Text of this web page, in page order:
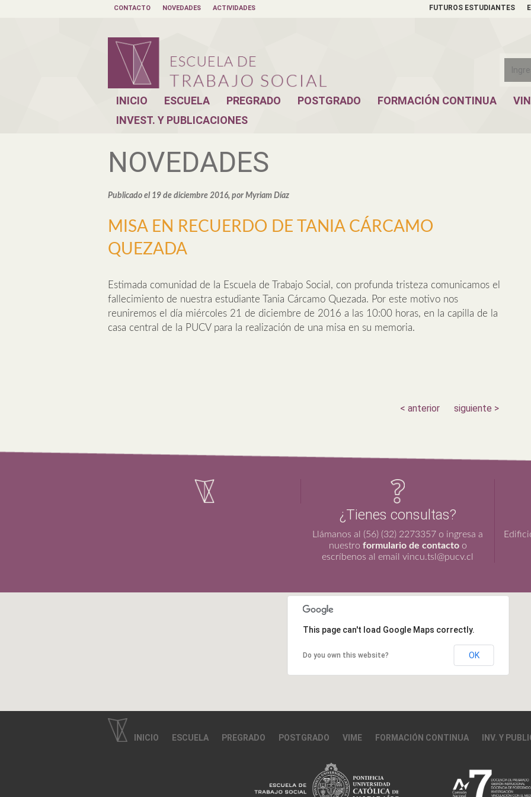
CONTACTO NOVEDADES ACTIVIDADES FUTUROS ESTUDIANTES
INICIO ESCUELA PREGRADO POSTGRADO FORMACIÓN CONTINUA
INVEST. Y PUBLICACIONES
NOVEDADES
Publicado el 19 de diciembre 2016, por Myriam Díaz
MISA EN RECUERDO DE TANIA CÁRCAMO
QUEZADA
Estimada comunidad de la Escuela de Trabajo Social, con profunda tristeza comunicamos el
fallecimiento de nuestra estudiante Tania Cárcamo Quezada. Por este motivo nos
reuniremos el día miércoles 21 de diciembre de 2016 a las 10:00 horas, en la capilla de la
casa central de la PUCV para la realización de una misa en su memoria.
< anterior siguiente >
¿Tienes consultas?
Llámanos al (56) (32) 2273357 o ingresa a
nuestro formulario de contactoo
escríbenos al email vincu.tsl@pucv.cl
This page can't load Google Maps correctly.
Do you own this website? OK
INICIO ESCUELA PREGRADO POSTGRADO VIME FORMACIÓN CONTINUA INV. Y